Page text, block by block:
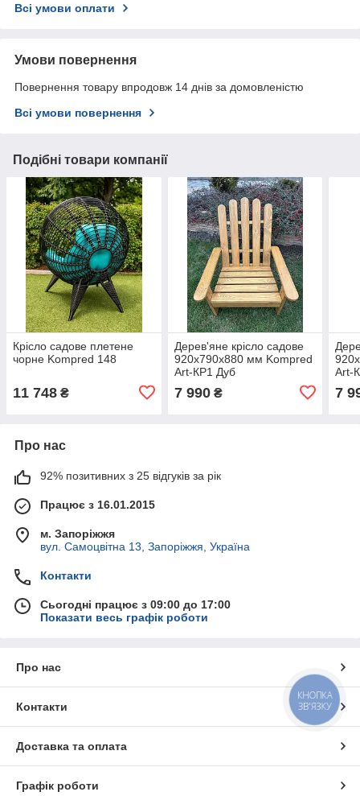
Всі умови оплати
Умови повернення
Повернення товару впродовж 14 днів за домовленістю
Всі умови повернення
Подібні товари компанії
Крісло садове плетене
чорне Kompred 148
11 748 ₴
Дерев'яне крісло садове
920х790х880 мм Kompred
Art-КР1 Дуб
7 990₴
Art-
7
Про нас
92% позитивних з 25 відгуків за рік
Працює з 16.01.2015
м. Запоріжжя
вул. Самоцвітна 13, Запоріжжя, Україна
Контакти
Сьогодні працює з 09:00 до 17:00
Показати весь графік роботи
Про нас
Контакти
Доставка та оплата
Графік роботи
КНОПКА
ЗВ'ЯЗКУ